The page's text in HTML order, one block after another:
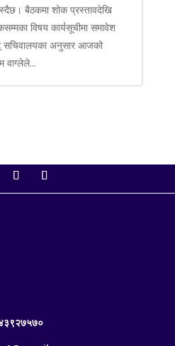
बैठकमा शोक प्रस्तावदेखि
विषय कार्यसूचीमा समावेश
अनुसार आजको
वाग्लेले...